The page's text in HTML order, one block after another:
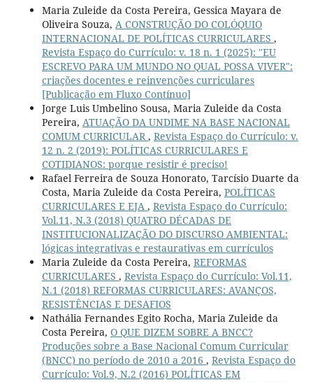
Maria Zuleide da Costa Pereira, Gessica Mayara de
Oliveira Souza, A CONSTRUÇÃO DO COLÓQUIO
INTERNACIONAL DE POLÍTICAS CURRICULARES ,
Revista Espaço do Currículo: v. 18 n. 1 (2025): "EU
ESCREVO PARA UM MUNDO NO QUAL POSSA VIVER":
criações docentes e reinvenções curriculares
[Publicação em Fluxo Contínuo]
Jorge Luis Umbelino Sousa, Maria Zuleide da Costa
Pereira, ATUAÇÃO DA UNDIME NA BASE NACIONAL
COMUM CURRICULAR, Revista Espaço do Currículo: v.
12 n. 2 (2019): POLÍTICAS CURRICULARES E
COTIDIANOS: porque resistir é preciso!
Rafael Ferreira de Souza Honorato, Tarcísio Duarte da
Costa, Maria Zuleide da Costa Pereira, POLÍTICAS
CURRICULARES E EJA , Revista Espaço do Currículo:
Vol.11, N.3 (2018) QUATRO DÉCADAS DE
INSTITUCIONALIZAÇÃO DO DISCURSO AMBIENTAL:
lógicas integrativas e restaurativas em currículos
Maria Zuleide da Costa Pereira, REFORMAS
CURRICULARES , Revista Espaço do Currículo: Vol.11,
N.1 (2018) REFORMAS CURRICULARES: AVANÇOS,
RESISTÊNCIAS E DESAFIOS
Nathália Fernandes Egito Rocha, Maria Zuleide da
Costa Pereira, O QUE DIZEM SOBRE A BNCC?
Produções sobre a Base Nacional Comum Curricular
(BNCC) no período de 2010 a 2016 , Revista Espaço do
Currículo: Vol.9, N.2 (2016) POLÍTICAS EM